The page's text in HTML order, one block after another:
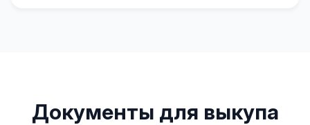
Документы для выкупа